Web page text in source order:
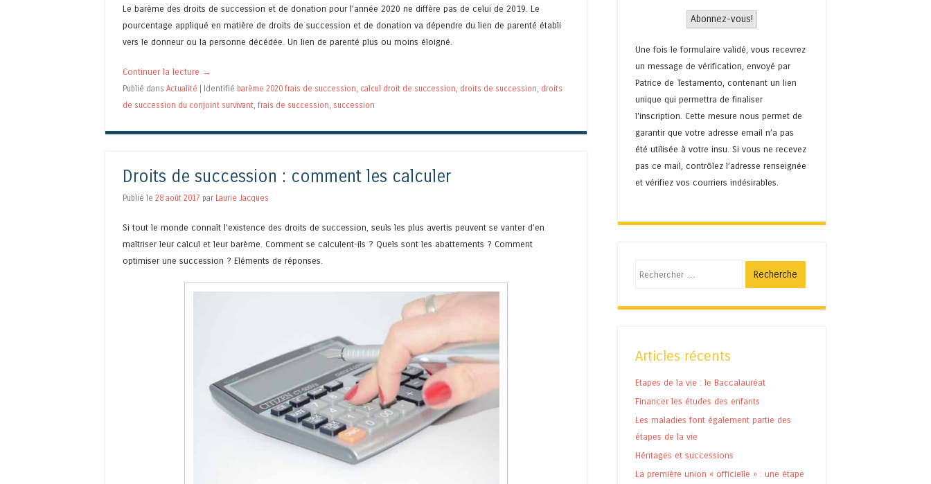
Le barème des droits de succession et de donation pour l’année 2020 ne diffère pas de celui de 2019. Le
pourcentage appliqué en matière de droits de succession et de donation va dépendre du lien de parenté établi
vers le donneur ou la personne décédée. Un lien de parenté plus ou moins éloigné.
Continuer la lecture →
Publié dans Actualité | Identifié barème 2020 frais de succession, calcul droit de succession, droits de succession, droits
de succession du conjoint survivant, frais de succession, succession
Droits de succession : comment les calculer
Publié le 28 août 2017 par Laurie Jacques
Si tout le monde connaît l’existence des droits de succession, seuls les plus avertis peuvent se vanter d’en
maîtriser leur calcul et leur barème. Comment se calculent-ils ? Quels sont les abattements ? Comment
optimiser une succession ? Eléments de réponses.
Une fois le formulaire validé, vous recevrez
un message de vérification, envoyé par
Patrice de Testamento, contenant un lien
unique qui permettra de finaliser
l'inscription. Cette mesure nous permet de
garantir que votre adresse email n’a pas
été utilisée à votre insu. Si vous ne recevez
pas ce mail, contrôlez l’adresse renseignée
et vérifiez vos courriers indésirables.
Articles récents
Etapes de la vie : le Baccalauréat
Financer les études des enfants
Les maladies font également partie des
étapes de la vie
Héritages et successions
La première union « officielle » : une étape